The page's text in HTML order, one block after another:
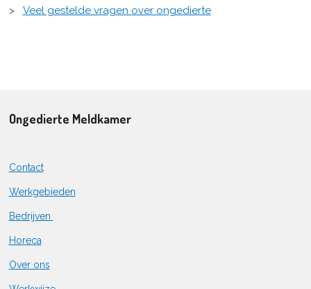
> Veel gestelde vragen over ongedierte
Ongedierte Meldkamer
Contact
Werkgebieden
Bedrijven
Horeca
Over ons